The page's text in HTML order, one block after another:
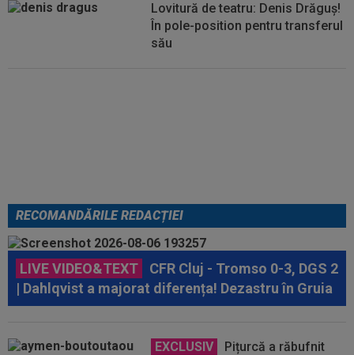
Lovitură de teatru: Denis Drăguș!
În pole-position pentru transferul
său
RECOMANDĂRILE REDACȚIEI
LIVE VIDEO&TEXT
CFR Cluj - Tromso 0-3, DGS 2
| Dahlqvist a majorat diferența! Dezastru în Gruia
EXCLUSIV
Pițurcă a răbufnit